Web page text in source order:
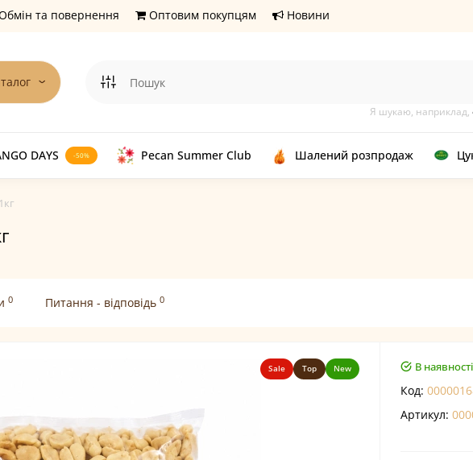
та повернення Оптовим покупцям Новини
Я шукаю, наприклад,
DAYS -50% Pecan Summer Club Шалений розпродаж
0 Питання - відповідь 0
Sale Top New В наявності
Код:
Артикул: